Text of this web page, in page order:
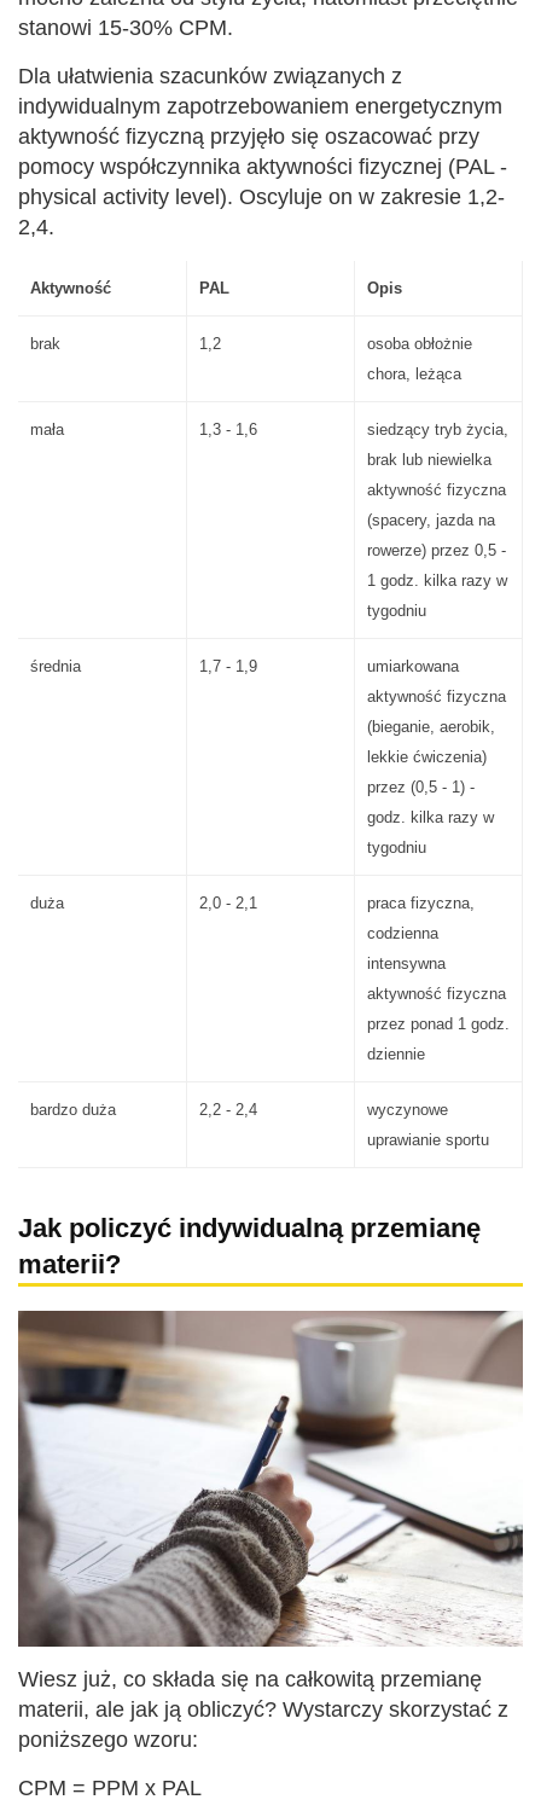
stanowi 15-30% CPM.
Dla ułatwienia szacunków związanych z
indywidualnym zapotrzebowaniem energetycznym
aktywność fizyczną przyjęło się oszacować przy
pomocy współczynnika aktywności fizycznej (PAL -
physical activity level). Oscyluje on w zakresie 1,2-
2,4.
Aktywność PAL Opis
brak 1,2
osoba obłożnie
chora, leżąca
mała 1,3 - 1,6
siedzący tryb życia,
brak lub niewielka
aktywność fizyczna
(spacery, jazda na
rowerze) przez 0,5 -
1 godz. kilka razy w
tygodniu
średnia 1,7 - 1,9
umiarkowana
aktywność fizyczna
(bieganie, aerobik,
lekkie ćwiczenia)
przez (0,5 - 1) -
godz. kilka razy w
tygodniu
duża 2,0 - 2,1
praca fizyczna,
codzienna
intensywna
aktywność fizyczna
przez ponad 1 godz.
dziennie
bardzo duża 2,2 - 2,4
wyczynowe
uprawianie sportu
Jak policzyć indywidualną przemianę
materii?
Wiesz już, co składa się na całkowitą przemianę
materii, ale jak ją obliczyć? Wystarczy skorzystać z
poniższego wzoru:
CPM = PPM x PAL